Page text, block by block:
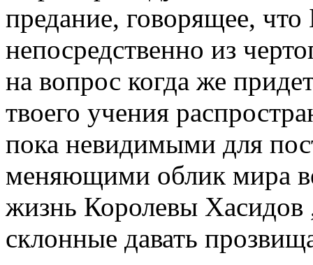
предание, говорящее,
непосредственно из
на вопрос когда же
твоего учения
пока невидимыми для
меняющими облик мира
жизнь Королевы Хасидов
склонные давать